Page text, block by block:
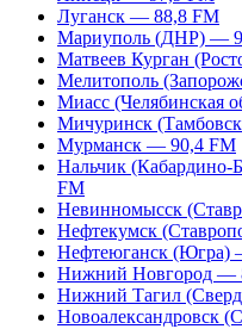
Луганск — 88,8 FM
Мариуполь (ДНР) —
Матвеев Курган
Мелитополь
Миасс (Челябинская
Мичуринск
Мурманск — 90,4 FM
Нальчик (Кабардино-
FM
Невинномысск
Нефтекумск
Нефтеюганск (Югра)
Нижний Новгород —
Нижний Тагил
Новоалександровск